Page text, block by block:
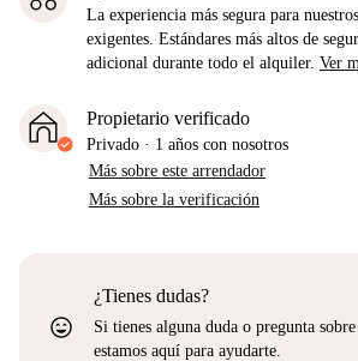
La experiencia más segura para
exigentes. Estándares más altos de
adicional durante todo el alquiler. Ver
Propietario verificado
Privado · 1 años con nosotros
Más sobre este arrendador
Más sobre la verificación
sentiment_very_satisfied
¿Tienes dudas?
Si tienes alguna duda o pregunta
estamos aquí para ayudarte.